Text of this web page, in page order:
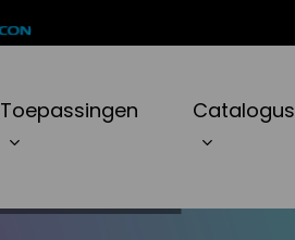
Toepassingen Catalogus